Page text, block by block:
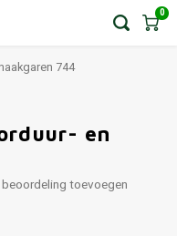
0
744
en
toevoegen